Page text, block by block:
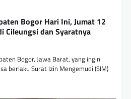
Bogor Hari Ini, Jumat 12
Cileungsi dan Syaratnya
Bogor, Jawa Barat, yang ingin
berlaku Surat Izin Mengemudi (SIM)